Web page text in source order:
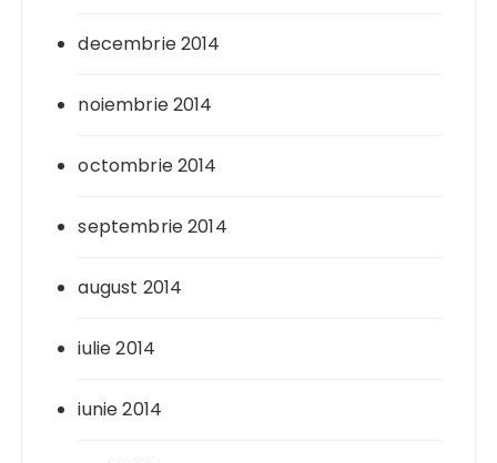
decembrie 2014
noiembrie 2014
octombrie 2014
septembrie 2014
august 2014
iulie 2014
iunie 2014